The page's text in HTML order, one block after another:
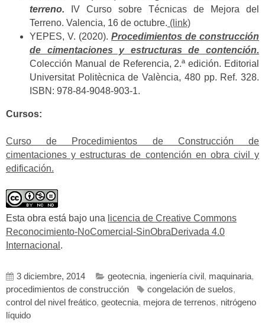
terreno.
IV Curso sobre Técnicas de Mejora del
Terreno. Valencia, 16 de octubre. (link)
YEPES, V. (2020). Procedimientos de construcción
de cimentaciones y estructuras de contención.
Colección Manual de Referencia, 2.ª edición. Editorial
Universitat Politècnica de València, 480 pp. Ref. 328.
ISBN: 978-84-9048-903-1.
Cursos:
Curso de Procedimientos de Construcción de
cimentaciones y estructuras de contención en obra civil y
edificación.
Esta obra está bajo una licencia de Creative Commons
Reconocimiento-NoComercial-SinObraDerivada 4.0
Internacional .
3 diciembre, 2014 geotecnia, ingeniería civil , maquinaria,
procedimientos de construcción
congelación de suelos,
control del nivel freático, geotecnia, mejora de terrenos, nitrógeno
líquido